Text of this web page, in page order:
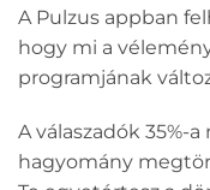
A Pulzus appban
hogy mi a
programjának
A válaszadók 35%-
hagyomány